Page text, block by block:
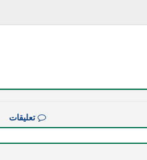
تعليقات